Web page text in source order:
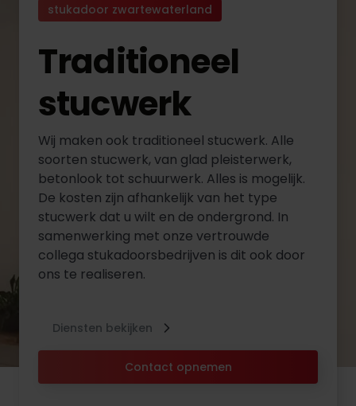
stukadoor zwartewaterland
Traditioneel
stucwerk
Wij maken ook traditioneel stucwerk. Alle
soorten stucwerk, van glad pleisterwerk,
betonlook tot schuurwerk. Alles is mogelijk.
De kosten zijn afhankelijk van het type
stucwerk dat u wilt en de ondergrond. In
samenwerking met onze vertrouwde
collega stukadoorsbedrijven is dit ook door
ons te realiseren.
Contact opnemen
Diensten bekijken